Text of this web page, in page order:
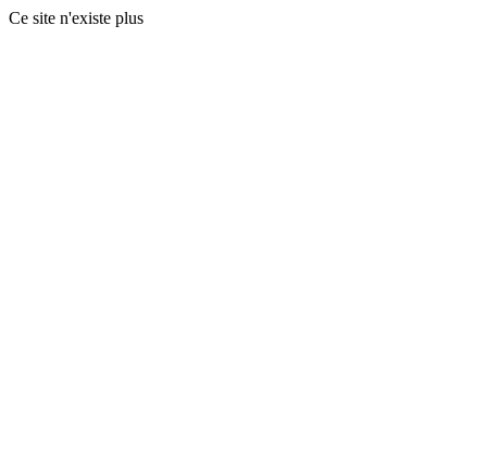
Ce site n'existe plus